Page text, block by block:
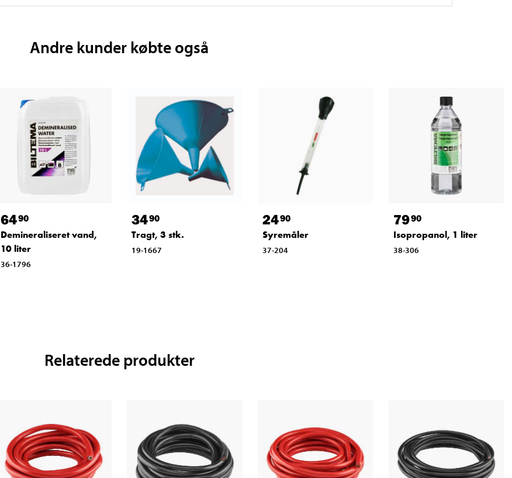
Andre kunder købte også
6490
Demineraliseret vand,
10 liter
36-1796
3490
Tragt, 3 stk.
19-1667
2490
Syremåler
37-204
7990
Isopropanol, 1 liter
38-306
Relaterede produkter